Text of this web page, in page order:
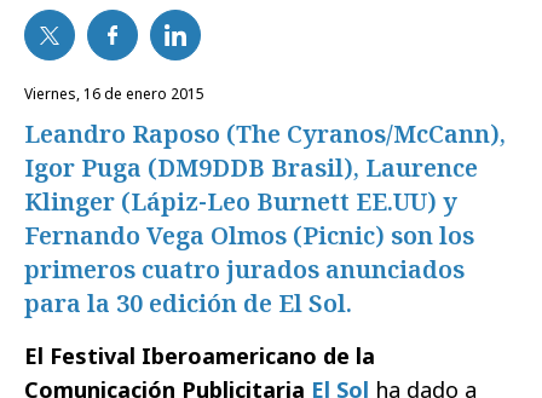
viernes, 16 de enero 2015
Leandro Raposo (The Cyranos/McCann),
Igor Puga (DM9DDB Brasil), Laurence
Klinger (Lápiz-Leo Burnett EE.UU) y
Fernando Vega Olmos (Picnic) son los
primeros cuatro jurados anunciados
para la 30 edición de El Sol.
El Festival Iberoamericano de la
Comunicación Publicitaria El Sol ha dado a